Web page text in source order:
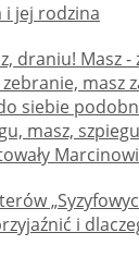
i jej rodzina
draniu! Masz
masz
siebie
masz,
i